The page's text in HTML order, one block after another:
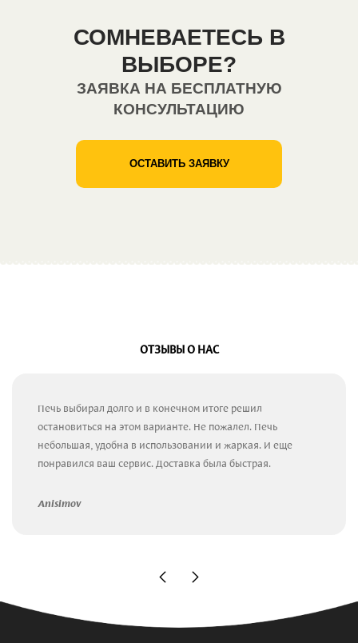
СОМНЕВАЕТЕСЬ В
ВЫБОРЕ?
ЗАЯВКА НА БЕСПЛАТНУЮ
КОНСУЛЬТАЦИЮ
ОСТАВИТЬ ЗАЯВКУ
ОТЗЫВЫ О НАС
Печь выбирал долго и в конечном итоге решил
остановиться на этом варианте. Не пожалел. Печь
небольшая, удобна в использовании и жаркая. И еще
понравился ваш сервис. Доставка была быстрая.
Anisimov